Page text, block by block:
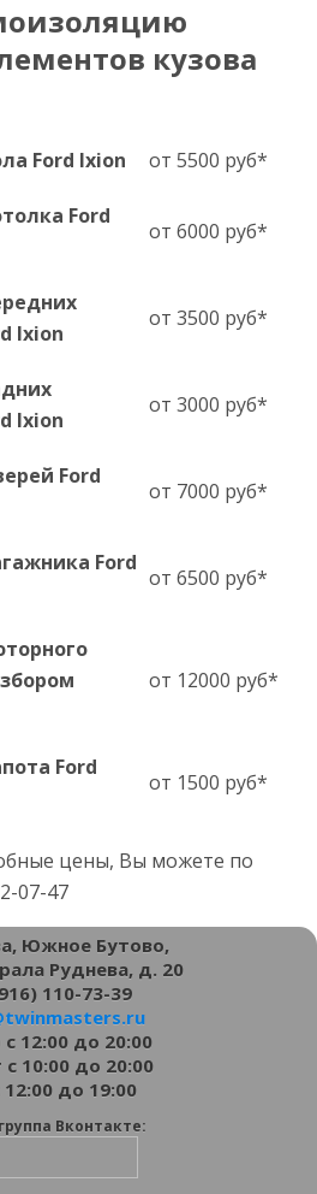
кузова
Ford Ixion от 5500 руб*
Ford
от 6000 руб*
Ixion
от 3500 руб*
Ixion
от 3000 руб*
Ford
от 7000 руб*
Ford
от 6500 руб*
от 12000 руб*
Ford
от 1500 руб*
цены, Вы можете по
07-47
Южное Бутово,
Руднева, д. 20
110-73-39
12:00 до 20:00
10:00 до 20:00
12:00 до 19:00
Вконтакте: